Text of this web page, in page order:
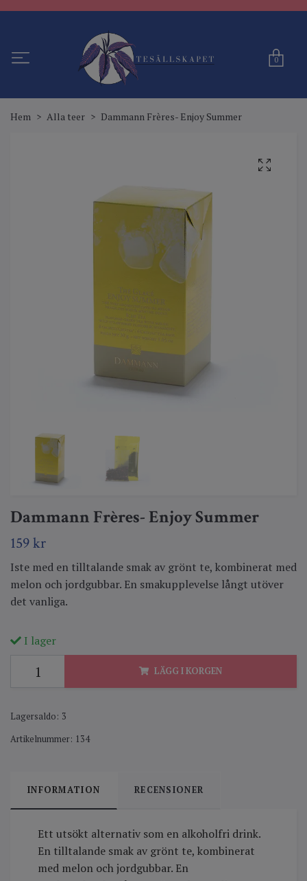
0
Hem Alla teer Dammann Frères- Enjoy Summer
Dammann Frères- Enjoy Summer
159 kr
Iste med en tilltalande smak av grönt te, kombinerat med
melon och jordgubbar. En smakupplevelse långt utöver
det vanliga.
I lager
LÄGG I KORGEN
Lagersaldo: 3
Artikelnummer: 134
INFORMATION RECENSIONER
Ett utsökt alternativ som en alkoholfri drink.
En tilltalande smak av grönt te, kombinerat
med melon och jordgubbar. En